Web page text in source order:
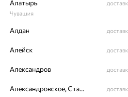
Купить
4 платежа по 3 053 с помощью
Нужна помощь
Описание
Алатырь
Чувашия
Алдан
Алейск
Александров
Александровское, Ставропольский край